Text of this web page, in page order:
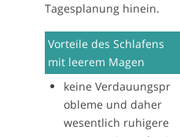
Tagesplanung hinein.
Vorteile des Schlafens
mit leerem Magen
keine Verdauungspr
obleme und daher
wesentlich ruhigere